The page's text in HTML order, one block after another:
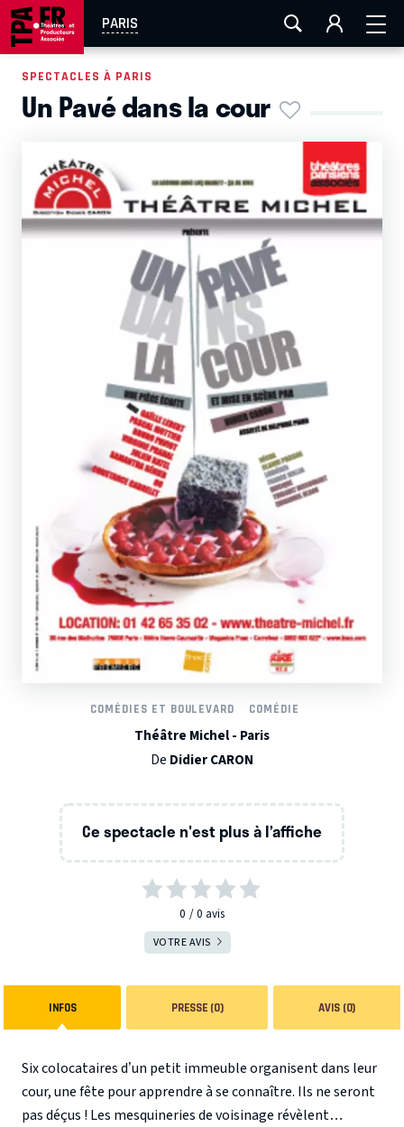
PARIS
AIX-MARSEILLE LA ROCHELLE
EN TOURNÉE
SPECTACLES À PARIS
Un Pavé dans la cour
COMÉDIES ET BOULEVARD COMÉDIE
Théâtre Michel - Paris
De Didier CARON
Ce spectacle n'est plus à l’affiche
0 0 avis
VOTRE AVIS
INFOS PRESSE (0) AVIS (0)
Six colocataires d’un petit immeuble organisent dans leur
cour, une fête pour apprendre à se connaître. Ils ne seront
pas déçus ! Les mesquineries de voisinage révèlent